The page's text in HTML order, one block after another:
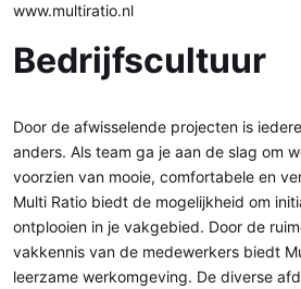
www.multiratio.nl
Bedrijfscultuur
Door de afwisselende projecten is
anders. Als team ga je aan de slag om
voorzien van mooie, comfortabele en
Multi Ratio biedt de mogelijkheid om
ontplooien in je vakgebied. Door de
vakkennis van de medewerkers biedt
leerzame werkomgeving. De diverse